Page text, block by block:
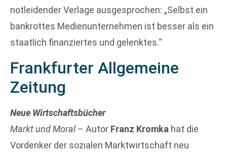
notleidender Verlage ausgesprochen: „Selbst ein
bankrottes Medienunternehmen ist besser als ein
staatlich finanziertes und gelenktes.“
Frankfurter Allgemeine
Zeitung
Neue Wirtschaftsbücher
Markt und Moral– Autor Franz Kromka hat die
Vordenker der sozialen Marktwirtschaft neu